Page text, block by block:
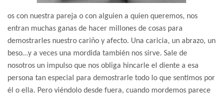
os con nuestra pareja o con alguien a quien queremos, nos
entran muchas ganas de hacer millones de cosas para
demostrarles nuestro cariño y afecto. Una caricia, un abrazo, un
beso…y a veces una mordida también nos sirve. Sale de
nosotros un impulso que nos obliga hincarle el diente a esa
persona tan especial para demostrarle todo lo que sentimos por
él o ella. Pero viéndolo desde fuera, cuando mordemos parece